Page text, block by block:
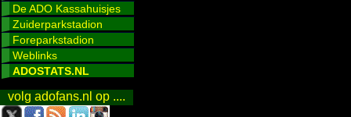
De ADO Kassahuisjes
Zuiderparkstadion
Foreparkstadion
Weblinks
ADOSTATS.NL
volg adofans.nl op ....